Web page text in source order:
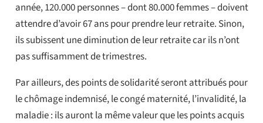
année, 120.000 personnes – dont 80.000 femmes – doivent
attendre d’avoir 67 ans pour prendre leur retraite. Sinon,
ils subissent une diminution de leur retraite car ils n’ont
pas suffisamment de trimestres.
Par ailleurs, des points de solidarité seront attribués pour
le chômage indemnisé, le congé maternité, l’invalidité, la
maladie : ils auront la même valeur que les points acquis